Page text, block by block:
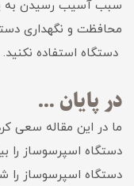
سبب آسیب رسیدن به
محافظت و نگهداری
دستگاه استفاده نکنید.
در پایان …
ما در این مقاله سعی
دستگاه اسپرسوساز را
دستگاه اسپرسوساز را